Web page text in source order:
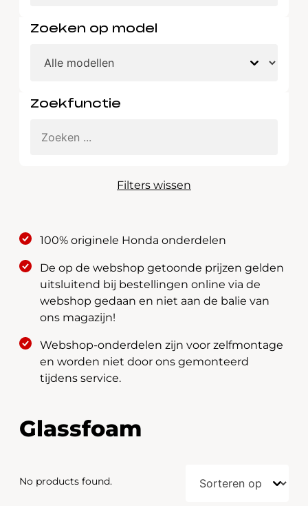
Zoeken op model
Zoekfunctie
Filters wissen
100% originele Honda onderdelen
De op de webshop getoonde prijzen gelden
uitsluitend bij bestellingen online via de
webshop gedaan en niet aan de balie van
ons magazijn!
Webshop-onderdelen zijn voor zelfmontage
en worden niet door ons gemonteerd
tijdens service.
Glassfoam
No products found.